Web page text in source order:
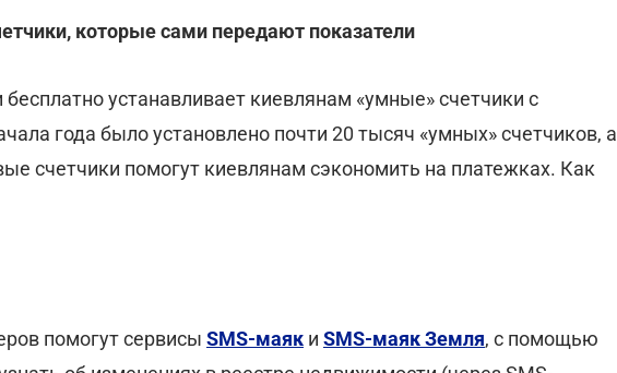
которые сами передают показатели
устанавливает киевлянам «умные» счетчики с
года было установлено почти 20 тысяч «умных» счетчиков, а
счетчики помогут киевлянам сэкономить на платежках. Как
помогут сервисы SMS-маяк и SMS-маяк Земля, с помощью